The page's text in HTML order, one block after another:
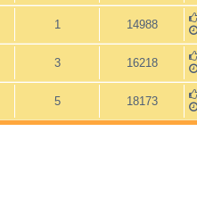
1 14988
3 16218
5 18173